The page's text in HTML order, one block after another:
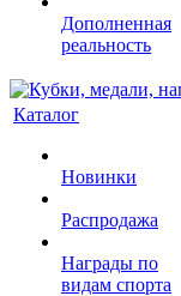
Дополненная
реальность
Каталог
Новинки
Распродажа
Награды по
видам спорта